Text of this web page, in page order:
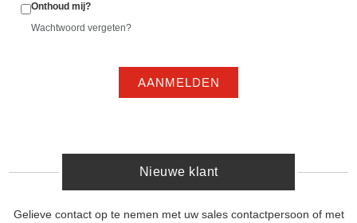
Onthoud mij?
Wachtwoord vergeten?
AANMELDEN
Nieuwe klant
Gelieve contact op te nemen met uw sales contactpersoon of met